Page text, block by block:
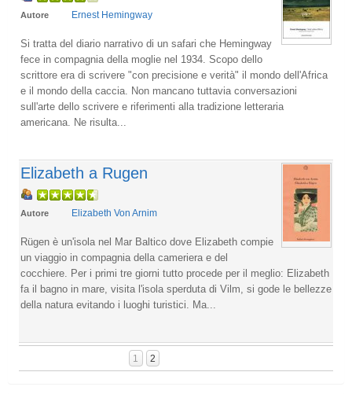
Autore Ernest Hemingway
Si tratta del diario narrativo di un safari che Hemingway
fece in compagnia della moglie nel 1934. Scopo dello
scrittore era di scrivere "con precisione e verità" il mondo dell'Africa
e il mondo della caccia. Non mancano tuttavia conversazioni
sull'arte dello scrivere e riferimenti alla tradizione letteraria
americana. Ne risulta...
Elizabeth a Rugen
Autore Elizabeth Von Arnim
Rügen è un'isola nel Mar Baltico dove Elizabeth compie
un viaggio in compagnia della cameriera e del
cocchiere. Per i primi tre giorni tutto procede per il meglio: Elizabeth
fa il bagno in mare, visita l'isola sperduta di Vilm, si gode le bellezze
della natura evitando i luoghi turistici. Ma...
1 2